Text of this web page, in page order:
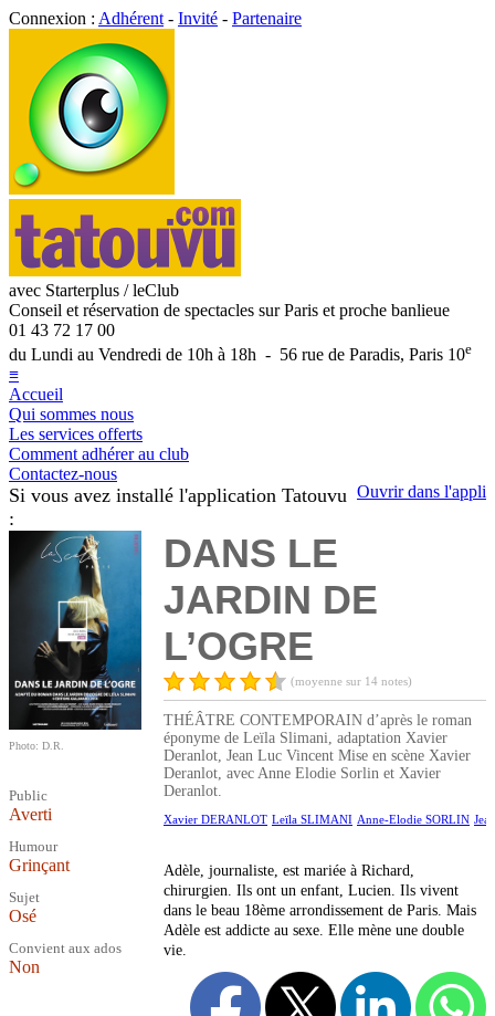
Connexion : Adhérent - Invité - Partenaire
avec Starterplus / leClub
Conseil et réservation de spectacles sur Paris et proche banlieue
01 43 72 17 00
du Lundi au Vendredi de 10h à 18h - 56 rue de Paradis, Paris 10e
≡
Accueil
Qui sommes nous
Les services offerts
Comment adhérer au club
Contactez-nous
Ouvrir dans l'appli
Si vous avez installé l'application Tatouvu
:
Photo: D.R.
Public
Averti
Humour
Grinçant
Sujet
Osé
Convient aux ados
Non
DANS LE
JARDIN DE
L’OGRE
(moyenne sur 14 notes)
THÉÂTRE CONTEMPORAIN d’après le roman
éponyme de Leïla Slimani, adaptation Xavier
Deranlot, Jean Luc Vincent Mise en scène Xavier
Deranlot, avec Anne Elodie Sorlin et Xavier
Deranlot.
Xavier DERANLOT Leïla SLIMANI Anne-Elodie SORLIN
Adèle, journaliste, est mariée à Richard,
chirurgien. Ils ont un enfant, Lucien. Ils vivent
dans le beau 18ème arrondissement de Paris. Mais
Adèle est addicte au sexe. Elle mène une double
vie.